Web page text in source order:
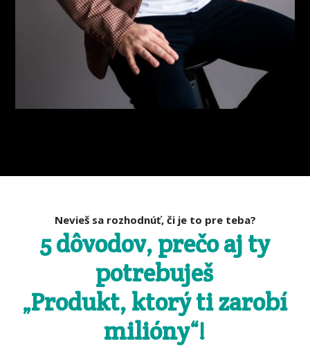
Nevieš sa rozhodnúť, či je to pre teba?
5 dôvodov, prečo aj ty
potrebuješ
„Produkt, ktorý ti zarobí
milióny“!